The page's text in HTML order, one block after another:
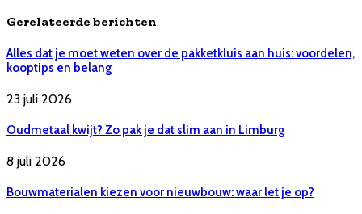
Gerelateerde berichten
Alles dat je moet weten over de pakketkluis aan huis: voordelen,
kooptips en belang
23 juli 2026
Oudmetaal kwijt? Zo pak je dat slim aan in Limburg
8 juli 2026
Bouwmaterialen kiezen voor nieuwbouw: waar let je op?